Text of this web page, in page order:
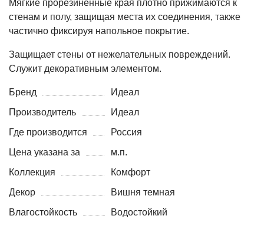
Мягкие прорезиненные края плотно прижимаются к
стенам и полу, защищая места их соединения, также
частично фиксируя напольное покрытие.
Защищает стены от нежелательных повреждений.
Служит декоративным элементом.
Бренд
Идеал
Производитель
Идеал
Где производится
Россия
Цена указана за
м.п.
Коллекция
Комфорт
Декор
Вишня темная
Влагостойкость
Водостойкий